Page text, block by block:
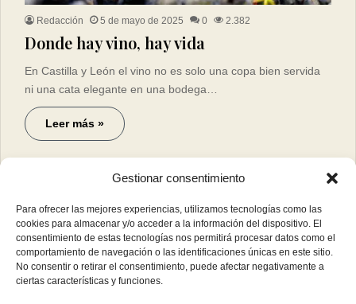
Gestionar consentimiento
Para ofrecer las mejores experiencias, utilizamos tecnologías como las
cookies para almacenar y/o acceder a la información del dispositivo. El
consentimiento de estas tecnologías nos permitirá procesar datos como el
comportamiento de navegación o las identificaciones únicas en este sitio.
No consentir o retirar el consentimiento, puede afectar negativamente a
ciertas características y funciones.
Redacción 5 de mayo de 2025 0 2.382
Donde hay vino, hay vida
En Castilla y León el vino no es solo una copa bien servida
ni una cata elegante en una bodega…
Leer más »